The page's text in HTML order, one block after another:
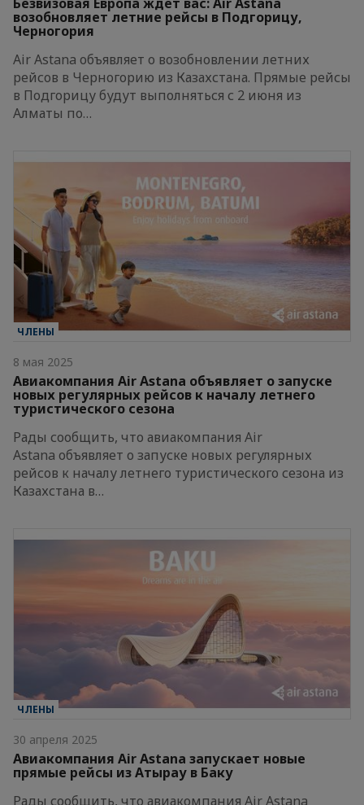
возобновляет летние рейсы в Подгорицу,
Черногория
Air Astana объявляет о возобновлении летних
рейсов в Черногорию из Казахстана. Прямые рейсы
в Подгорицу будут выполняться с 2 июня из
Алматы по…
ЧЛЕНЫ
8 мая 2025
Авиакомпания Air Astana объявляет о запуске
новых регулярных рейсов к началу летнего
туристического сезона
Рады сообщить, что авиакомпания Air
Astana объявляет о запуске новых регулярных
рейсов к началу летнего туристического сезона из
Казахстана в…
ЧЛЕНЫ
30 апреля 2025
Авиакомпания Air Astana запускает новые
прямые рейсы из Атырау в Баку
Рады сообщить, что авиакомпания Air Astana